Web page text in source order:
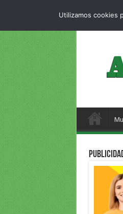
Utilizamos cookies